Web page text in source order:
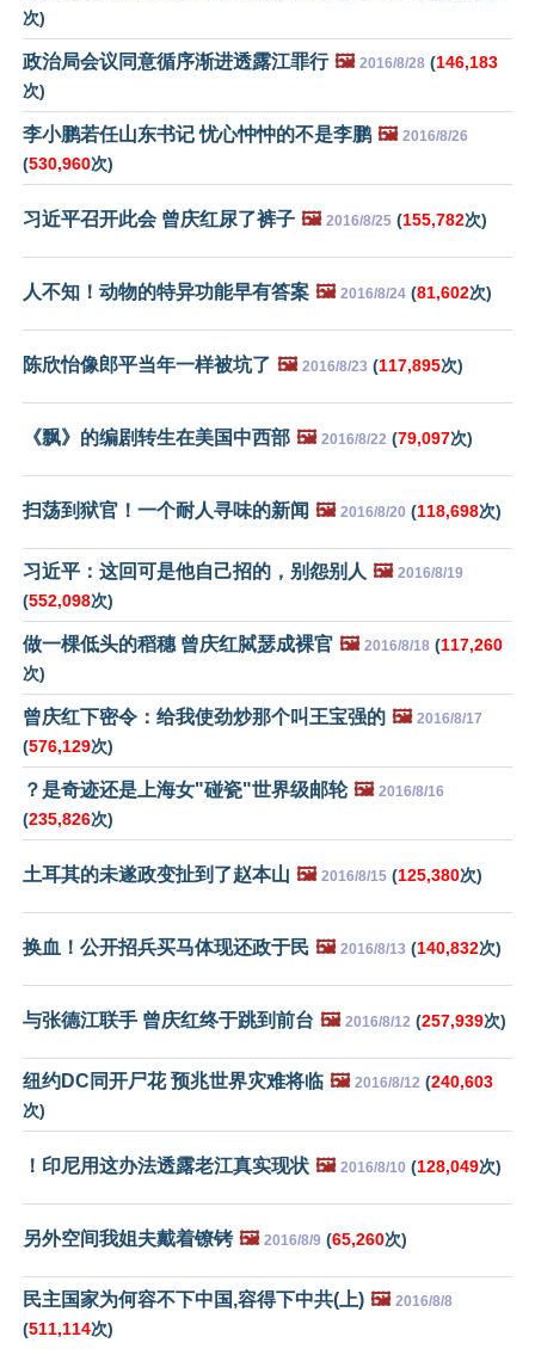
次)
政治局会议同意循序渐进透露江罪行 🖼️ 2016/8/28 (146,183
次)
李小鹏若任山东书记 忧心忡忡的不是李鹏 🖼️ 2016/8/26
(530,960次)
习近平召开此会 曾庆红尿了裤子 🖼️ 2016/8/25 (155,782次)
人不知！动物的特异功能早有答案 🖼️ 2016/8/24 (81,602次)
陈欣怡像郎平当年一样被坑了 🖼️ 2016/8/23 (117,895次)
《飘》的编剧转生在美国中西部 🖼️ 2016/8/22 (79,097次)
扫荡到狱官！一个耐人寻味的新闻 🖼️ 2016/8/20 (118,698次)
习近平：这回可是他自己招的，别怨别人 🖼️ 2016/8/19
(552,098次)
做一棵低头的稻穗 曾庆红脦瑟成裸官 🖼️ 2016/8/18 (117,260
次)
曾庆红下密令：给我使劲炒那个叫王宝强的 🖼️ 2016/8/17
(576,129次)
？是奇迹还是上海女"碰瓷"世界级邮轮 🖼️ 2016/8/16
(235,826次)
土耳其的未遂政变扯到了赵本山 🖼️ 2016/8/15 (125,380次)
换血！公开招兵买马体现还政于民 🖼️ 2016/8/13 (140,832次)
与张德江联手 曾庆红终于跳到前台 🖼️ 2016/8/12 (257,939次)
纽约DC同开尸花 预兆世界灾难将临 🖼️ 2016/8/12 (240,603
次)
！印尼用这办法透露老江真实现状 🖼️ 2016/8/10 (128,049次)
另外空间我姐夫戴着镣铐 🖼️ 2016/8/9 (65,260次)
民主国家为何容不下中国,容得下中共(上) 🖼️ 2016/8/8
(511,114次)